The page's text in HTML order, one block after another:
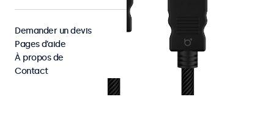
Demander un devis
Pages d’aide
À propos de
Contact